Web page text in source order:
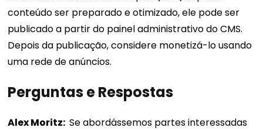
conteúdo ser preparado e otimizado, ele pode ser
publicado a partir do painel administrativo do CMS.
Depois da publicação, considere monetizá-lo usando
uma rede de anúncios.
Perguntas e Respostas
Alex Moritz: Se abordássemos partes interessadas